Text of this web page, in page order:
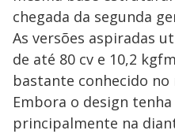
chegada da segunda
As versões aspiradas
de até 80 cv e 10,2
bastante conhecido no
Embora o design
principalmente na